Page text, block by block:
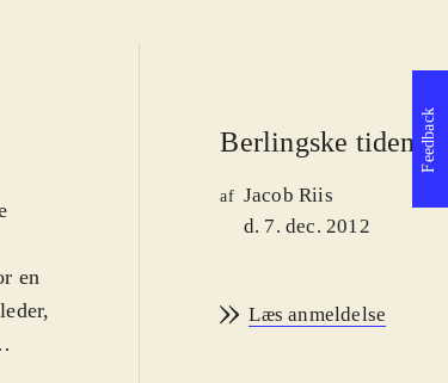
en
Berlingske tidende
af Jacob Riis
d. 7. dec. 2012
Læs anmeldelse
Feedback